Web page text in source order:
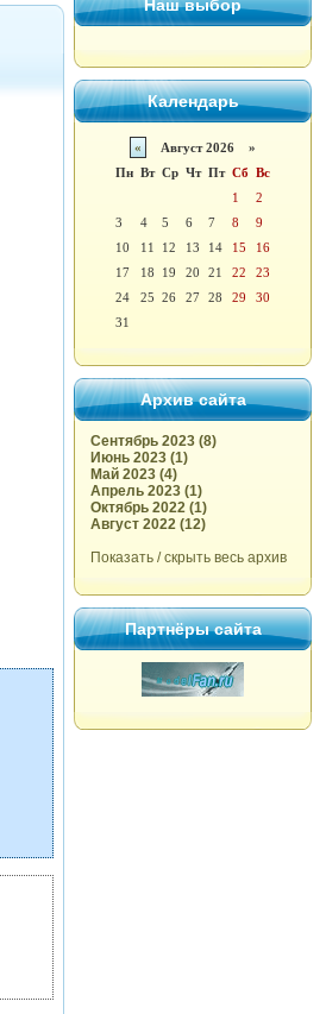
Наш выбор
Календарь
«
Август 2026 »
Пн Вт Ср Чт Пт Сб Вс
1
2
3
4 5 6 7 8
9
10
11 12 13 14 15
16
17
18 19 20 21 22
23
24
25 26 27 28 29
30
31
Архив сайта
Сентябрь 2023 (8)
Июнь 2023 (1)
Май 2023 (4)
Апрель 2023 (1)
Октябрь 2022 (1)
Август 2022 (12)
Показать / скрыть весь архив
Партнёры сайта